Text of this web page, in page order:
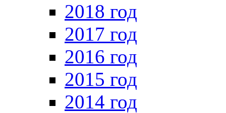
2018 год
2017 год
2016 год
2015 год
2014 год